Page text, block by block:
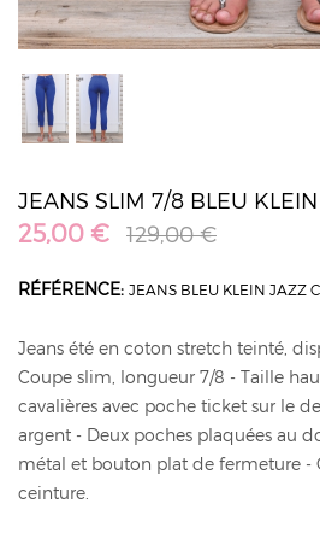
JEANS SLIM 7/8 BLEU KLEIN
25,00 € 129,00 €
RÉFÉRENCE: JEANS BLEU KLEIN JAZZ
Jeans été en coton stretch teinté,
Coupe slim, longueur 7/8 - Taille
cavalières avec poche ticket sur le
argent - Deux poches plaquées au
métal et bouton plat de fermeture -
ceinture.